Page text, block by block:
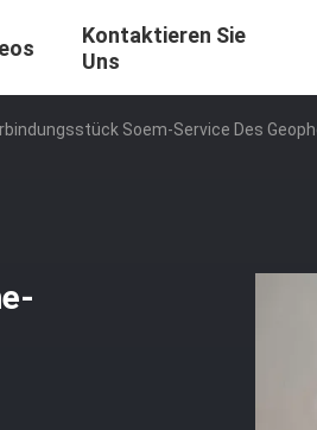
Kontaktieren Sie
Uns
Soem-Service Des